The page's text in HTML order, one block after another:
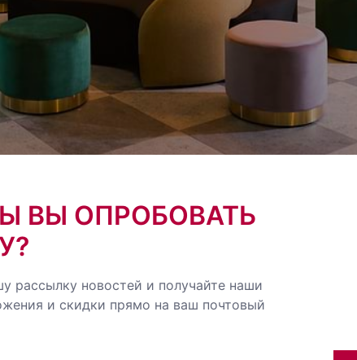
ВЫ ОПРОБОВАТЬ
рассылку новостей и получайте наши
и скидки прямо на ваш почтовый